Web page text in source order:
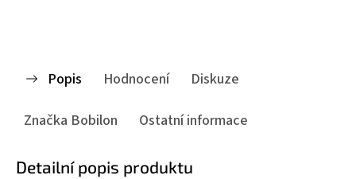
Popis Hodnocení
Diskuze
Značka Bobilon Ostatní informace
Detailní popis produktu